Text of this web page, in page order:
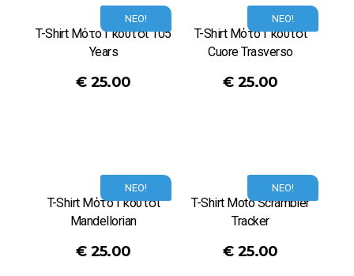
ΝΕΟ!
T-Shirt Μότο Γκούτσι 105
Years
€ 25.00
ΝΕΟ!
T-Shirt Μότο Γκούτσι
Cuore Trasverso
€ 25.00
ΝΕΟ!
T-Shirt Μότο Γκούτσι
Mandellorian
€ 25.00
ΝΕΟ!
T-Shirt Moto Scrambler
Tracker
€ 25.00